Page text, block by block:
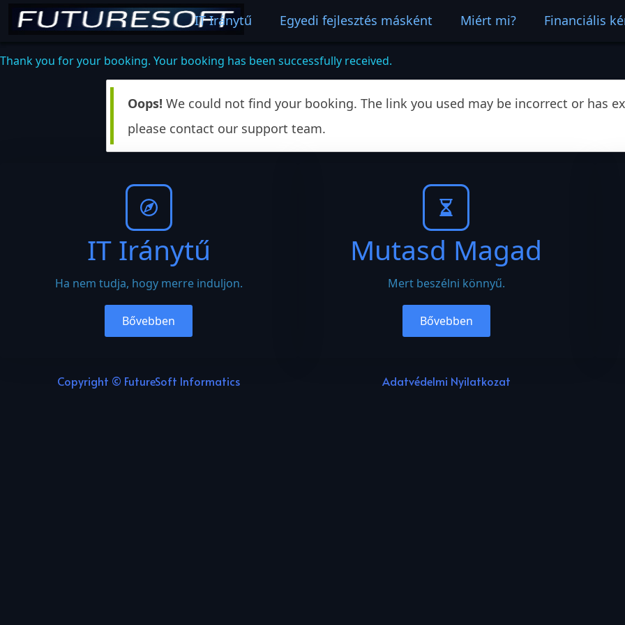
IT Iránytű Egyedi fejlesztés másként Miért mi? Financiális
Thank you for your booking. Your booking has been successfully received.
Oops! We could not find your booking. The link you used may be incorrect or has
please contact our support team.
IT Iránytű
Ha nem tudja, hogy merre induljon.
Bővebben
Mutasd Magad
Mert beszélni könnyű.
Bővebben
Copyright © FutureSoft Informatics Adatvédelmi Nyilatkozat